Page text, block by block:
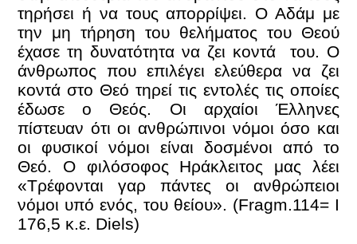
τηρήσει ή να τους απορρίψει. Ο Αδάμ με
την μη τήρηση του θελήματος του Θεού
έχασε τη δυνατότητα να ζει κοντά του. Ο
άνθρωπος που επιλέγει ελεύθερα να ζει
κοντά στο Θεό τηρεί τις εντολές τις οποίες
έδωσε ο Θεός. Οι αρχαίοι Έλληνες
πίστευαν ότι οι ανθρώπινοι νόμοι όσο και
οι φυσικοί νόμοι είναι δοσμένοι από το
Θεό. Ο φιλόσοφος Ηράκλειτος μας λέει
«Τρέφονται γαρ πάντες οι ανθρώπειοι
νόμοι υπό ενός, του θείου». (Fragm.114= Ι
176,5 κ.ε. Diels)